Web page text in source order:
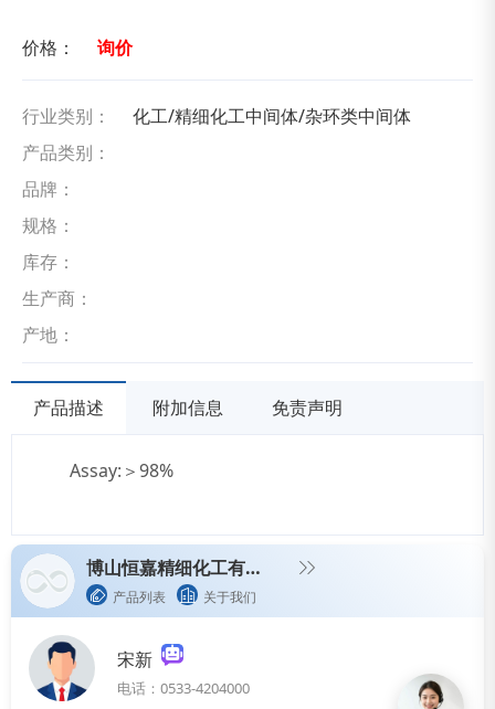
价格： 询价
行业类别：
化工/精细化工中间体/杂环类中间体
产品类别：
品牌：
规格：
库存：
生产商：
产地：
产品描述 附加信息 免责声明
Assay:＞98%
博山恒嘉精细化工有限公司
产品列表 关于我们
宋新
电话：0533-4204000